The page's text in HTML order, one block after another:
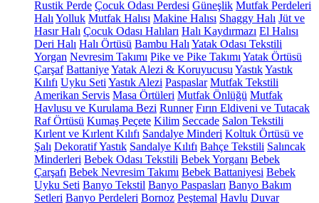
Rustik Perde Çocuk Odası Perdesi Güneşlik Mutfak Perdeleri
Halı Yolluk Mutfak Halısı Makine Halısı Shaggy Halı Jüt ve
Hasır Halı Çocuk Odası Halıları Halı Kaydırmazı El Halısı
Deri Halı Halı Örtüsü Bambu Halı Yatak Odası Tekstili
Yorgan Nevresim Takımı Pike ve Pike Takımı Yatak Örtüsü
Çarşaf BattaniyeYatak Alezi & Koruyucusu YastıkYastık
Kılıfı Uyku Seti Yastık Alezi Paspaslar Mutfak Tekstili
Amerikan Servis Masa Örtüleri Mutfak Önlüğü Mutfak
Havlusu ve Kurulama Bezi Runner Fırın Eldiveni ve Tutacak
Raf Örtüsü Kumaş Peçete Kilim Seccade Salon Tekstili
Kırlent ve Kırlent Kılıfı Sandalye Minderi Koltuk Örtüsü ve
Şalı Dekoratif Yastık Sandalye Kılıfı Bahçe Tekstili Salıncak
Minderleri Bebek Odası Tekstili Bebek Yorganı Bebek
Çarşafı Bebek Nevresim Takımı Bebek Battaniyesi Bebek
Uyku Seti Banyo Tekstil Banyo Paspasları Banyo Bakım
Setleri Banyo Perdeleri Bornoz Peştemal Havlu Duvar